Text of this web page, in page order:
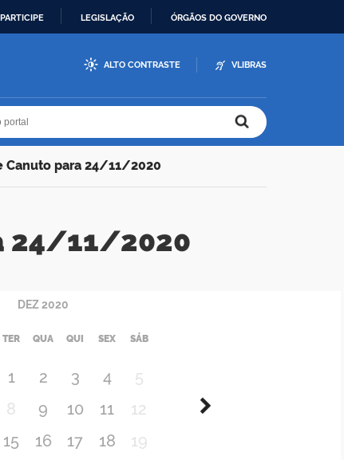
PARTICIPE LEGISLAÇÃO ÓRGÃOS DO GOVERNO
ALTO CONTRASTE VLIBRAS
Canuto para 24/11/2020
24/11/2020
DEZ 2020
TER QUA QUI SEX SÁB
1 2 3 4
5
8 9 10 11
12
15 16 17 18
19